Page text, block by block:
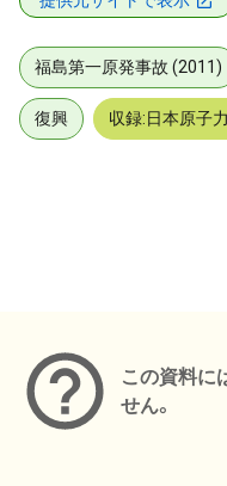
福島第一原発事故 (2011)
復興 収録:日本原子
この資料に
せん。